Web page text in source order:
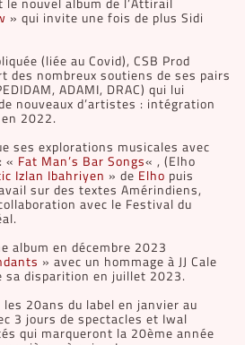
» qui invite une fois de plus Sidi
(liée au Covid), CSB Prod
nombreux soutiens de ses pairs
ADAMI, DRAC) qui lui
nouveaux d’artistes : intégration
en 2022.
ses explorations musicales avec
« Fat Man’s Bar Songs« , (Elho
Izlan Ibahriyen » deElhopuis
sur des textes Amérindiens,
avec le Festival du
album en décembre 2023
» avec un hommage à JJ Cale
sa disparition en juillet 2023.
20ans du label en janvier au
3 jours de spectacles et Iwal
qui marqueront la 20ème année